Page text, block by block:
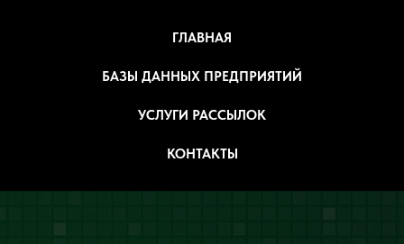
ГЛАВНАЯ
БАЗЫ ДАННЫХ ПРЕДПРИЯТИЙ
УСЛУГИ РАССЫЛОК
КОНТАКТЫ